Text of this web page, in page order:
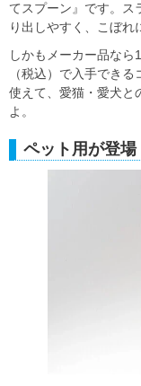
てスプーン』です。ス
り出しやすく、こぼれ
しかもメーカー品な
（税込）で入手でき
使えて、愛猫・愛犬と
よ。
ペット用が登場